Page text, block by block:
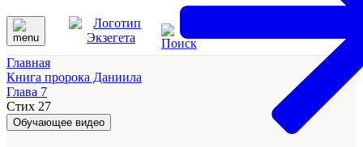
Главная
Книга пророка Даниила
Глава 7
Стих 27
Обучающее видео